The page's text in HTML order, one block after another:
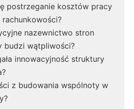
postrzeganie kosztów pracy
nazewnictwo stron
budzi wątpliwości?
innowacyjność struktury
z budowania wspólnoty w